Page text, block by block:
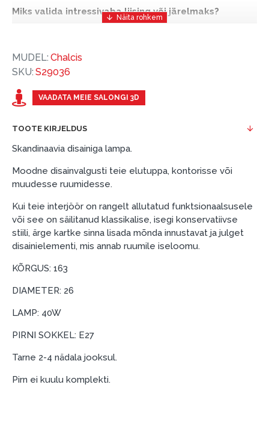
Miks valida intressivaba liising või järelmaks?
teil vajalikud tooted kohe osta, kuid nende eest
hiljem tasuda.
ESTO-ga saate intressivaba liisingu või järelmaksu
eeliseid ilma esimese sissemakseta ja järelmaksu
perioodiga kuni 12 kuud.
Näide: Toote hind 300 €, periood: 12 kuud,
kogu ülemakse: 0 €.
meie salongi Dārzciema tänaval 91, Riia, Läti.
Dokumendi nõuded:
ESTO LV AS (Dokumentide vormistamiseks on
vajalik Smart-ID, eParaksts eID, eParaksts eID
SEB või Citadele).
Lepingu tingimused:
Liisingulepingu võib allkirjastada ainult see isik,
kes on märgitud krediidi saamise lepingus.
Lisateave:
VAADATA MEIE SALONGI 3D
TOOTE KIRJELDUS
Skandinaavia disainiga lampa.
Moodne disainvalgusti teie elutuppa, kontorisse või
muudesse ruumidesse.
Kui teie interjöör on rangelt allutatud funktsionaalsusele
või see on säilitanud klassikalise, isegi konservatiivse
stiili, ärge kartke sinna lisada mõnda innustavat ja julget
disainielementi, mis annab ruumile iseloomu.
KÕRGUS: 163
DIAMETER: 26
LAMP: 40W
PIRNI SOKKEL: E27
Tarne 2-4 nädala jooksul.
Pirn ei kuulu komplekti.
MUDEL: Chalcis
SKU: S29036